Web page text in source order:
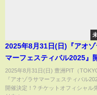
2025年8月31日(日)『アオゾ
マーフェスティバル2025』
が決定！? ?️
2025年8月31日(日) 豊洲PIT（
『アオゾラサマーフェスティバル
開催決定！? チケットオフィシャル